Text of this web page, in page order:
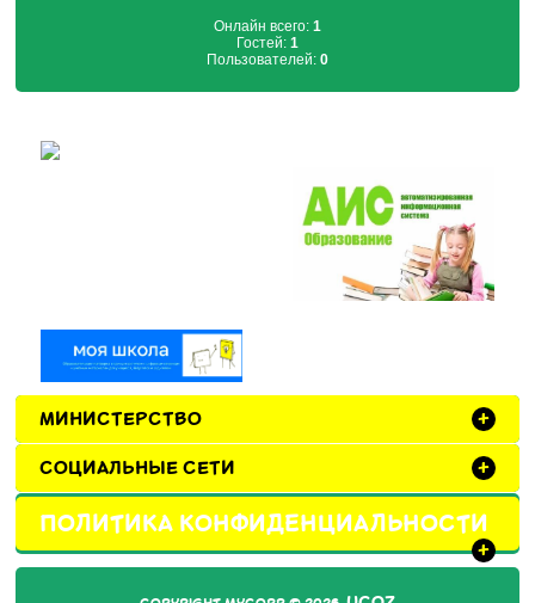
Онлайн всего: 1
Гостей: 1
Пользователей: 0
МИНИСТЕРСТВО +
СОЦИАЛЬНЫЕ СЕТИ +
ПОЛИТИКА КОНФИДЕНЦИАЛЬНОСТИ
+